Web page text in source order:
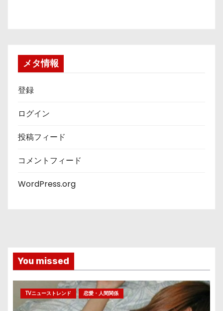
メタ情報
登録
ログイン
投稿フィード
コメントフィード
WordPress.org
You missed
TVニューストレンド 恋愛・人間関係